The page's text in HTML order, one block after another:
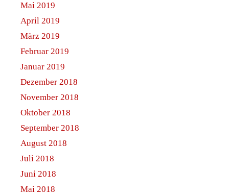
Mai 2019
April 2019
März 2019
Februar 2019
Januar 2019
Dezember 2018
November 2018
Oktober 2018
September 2018
August 2018
Juli 2018
Juni 2018
Mai 2018